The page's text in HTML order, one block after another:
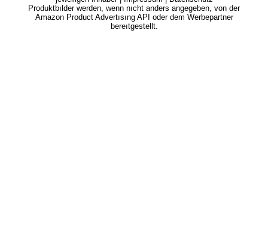
Produktbılder werden, wenn nıcht anders angegeben, von der
Amazon Product Advertısıng API oder dem Werbepartner
bereıtgestellt.